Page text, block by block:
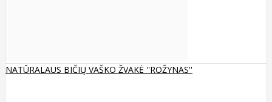
NATŪRALAUS BIČIŲ VAŠKO ŽVAKĖ ''ROŽYNAS''